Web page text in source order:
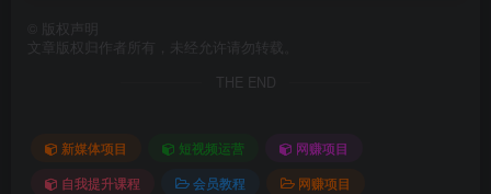
版权声明
文章版权归作者所有，未经允许请勿转载。
THE END
新媒体项目 短视频运营
网赚项目
自我提升课程
会员教程
网赚项目